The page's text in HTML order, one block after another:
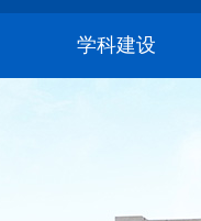
学科建设